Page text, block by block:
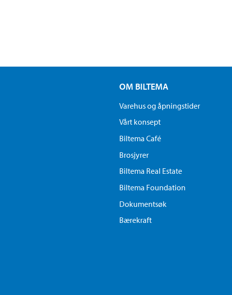
OM BILTEMA
Varehus og åpningstider
Vårt konsept
Biltema Café
Brosjyrer
Biltema Real Estate
Biltema Foundation
Dokumentsøk
Bærekraft